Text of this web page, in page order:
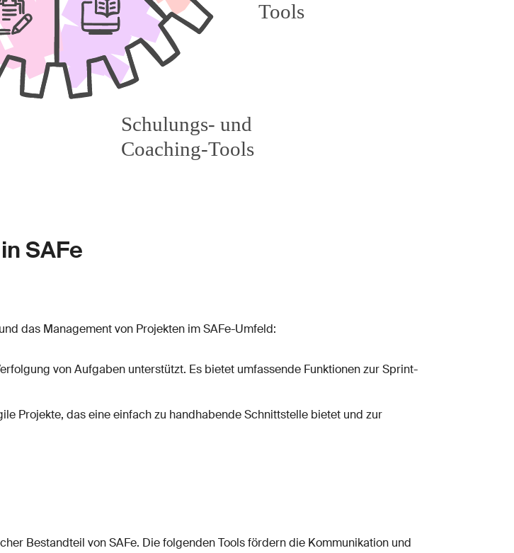
SAFe
das Management von Projekten im SAFe-Umfeld:
von Aufgaben unterstützt. Es bietet umfassende Funktionen zur Sprint-
Projekte, das eine einfach zu handhabende Schnittstelle bietet und zur
Bestandteil von SAFe. Die folgenden Tools fördern die Kommunikation und